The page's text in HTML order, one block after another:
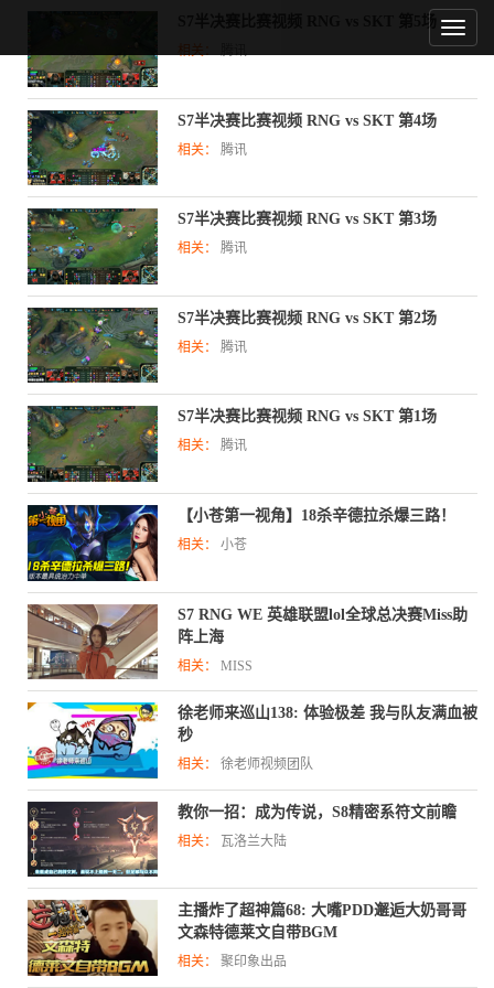
相关：
S7半决赛比赛视频 RNG vs SKT 第4场
相关： 腾讯
S7半决赛比赛视频 RNG vs SKT 第3场
相关： 腾讯
S7半决赛比赛视频 RNG vs SKT 第2场
相关： 腾讯
S7半决赛比赛视频 RNG vs SKT 第1场
相关： 腾讯
【小苍第一视角】18杀辛德拉杀爆三路！
相关： 小苍
S7 RNG WE 英雄联盟lol全球总决赛Miss助
阵上海
相关： MISS
徐老师来巡山138: 体验极差 我与队友满血被
秒
相关： 徐老师视频团队
教你一招：成为传说，S8精密系符文前瞻
相关： 瓦洛兰大陆
主播炸了超神篇68: 大嘴PDD邂逅大奶哥哥
文森特德莱文自带BGM
相关： 聚印象出品